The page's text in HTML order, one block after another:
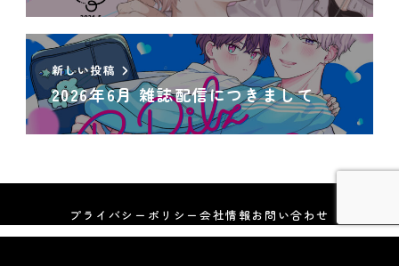
新しい投稿
2026年6月 雑誌配信につきまして
プライバシーポリシー 会社情報お問い合わせ